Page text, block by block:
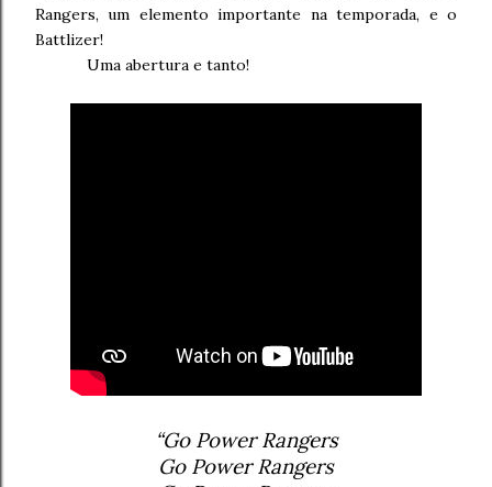
Rangers, um elemento importante na temporada, e o
Battlizer!
Uma abertura e tanto!
“Go Power Rangers
Go Power Rangers